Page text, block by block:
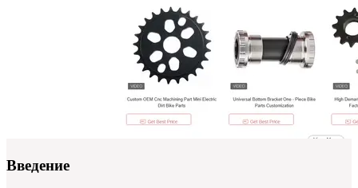
Введение